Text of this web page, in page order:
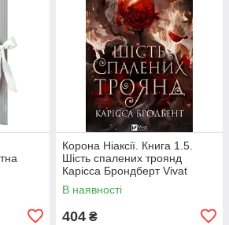
Корона Ніаксії. Книга 1.5.
Шість спалених троянд
Карісса Брондберт Vivat
В наявності
404 ₴